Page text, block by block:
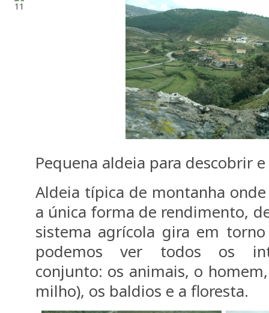
Pequena aldeia para descobrir e
Aldeia típica de montanha
a única forma de rendimento,
sistema agrícola gira em
podemos ver todos os
conjunto: os animais, o
milho), os baldios e a floresta.